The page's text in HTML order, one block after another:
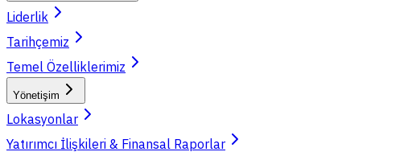
Liderlik
Tarihçemiz
Temel Özelliklerimiz
Yönetişim
Lokasyonlar
Yatırımcı İlişkileri & Finansal Raporlar